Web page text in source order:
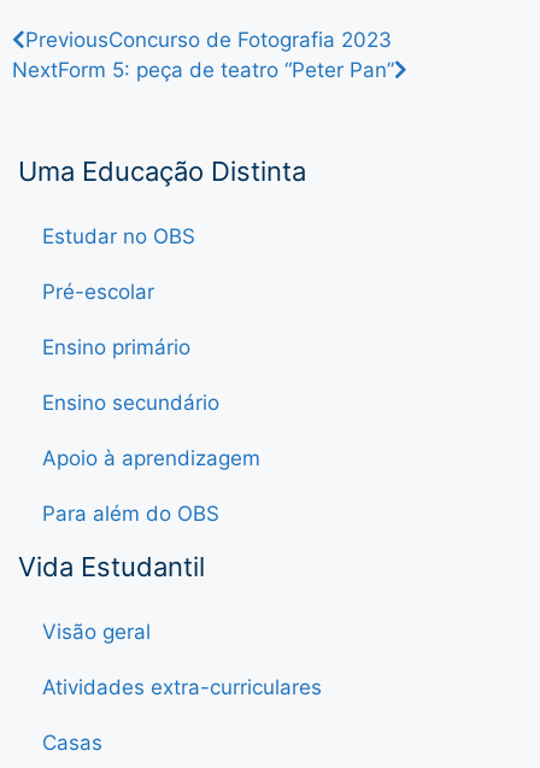
PreviousConcurso de Fotografia 2023
NextForm 5: peça de teatro “Peter Pan”
Uma Educação Distinta
Estudar no OBS
Pré-escolar
Ensino primário
Ensino secundário
Apoio à aprendizagem
Para além do OBS
Vida Estudantil
Visão geral
Atividades extra-curriculares
Casas